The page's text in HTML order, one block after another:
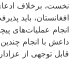
نخست، برخلاف
افغانستان، باید
انجام عملیات‌های
داعش با انجام
قابل توجهی از